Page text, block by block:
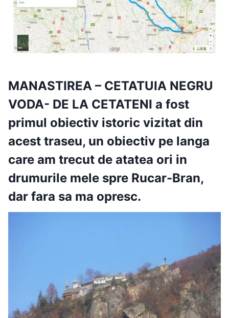
MANASTIREA – CETATUIA NEGRU
VODA- DE LA CETATENI a fost
primul obiectiv istoric vizitat din
acest traseu, un obiectiv pe langa
care am trecut de atatea ori in
drumurile mele spre Rucar-Bran,
dar fara sa ma opresc.